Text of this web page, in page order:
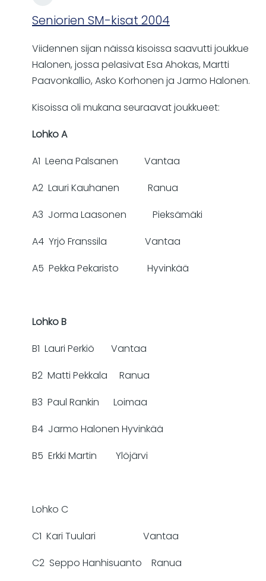
Seniorien SM-kisat 2004
Viidennen sijan näissä kisoissa saavutti joukkue
Halonen, jossa pelasivat Esa Ahokas, Martti
Paavonkallio, Asko Korhonen ja Jarmo Halonen.
Kisoissa oli mukana seuraavat joukkueet:
Lohko A
A1 Leena Palsanen Vantaa
A2 Lauri Kauhanen Ranua
A3 Jorma Laasonen Pieksämäki
A4 Yrjö Franssila Vantaa
A5 Pekka Pekaristo Hyvinkää
Lohko B
B1 Lauri Perkiö Vantaa
B2 Matti Pekkala Ranua
B3 Paul Rankin Loimaa
B4 Jarmo Halonen Hyvinkää
B5 Erkki Martin Ylöjärvi
Lohko C
C1 Kari Tuulari Vantaa
C2 Seppo Hanhisuanto Ranua